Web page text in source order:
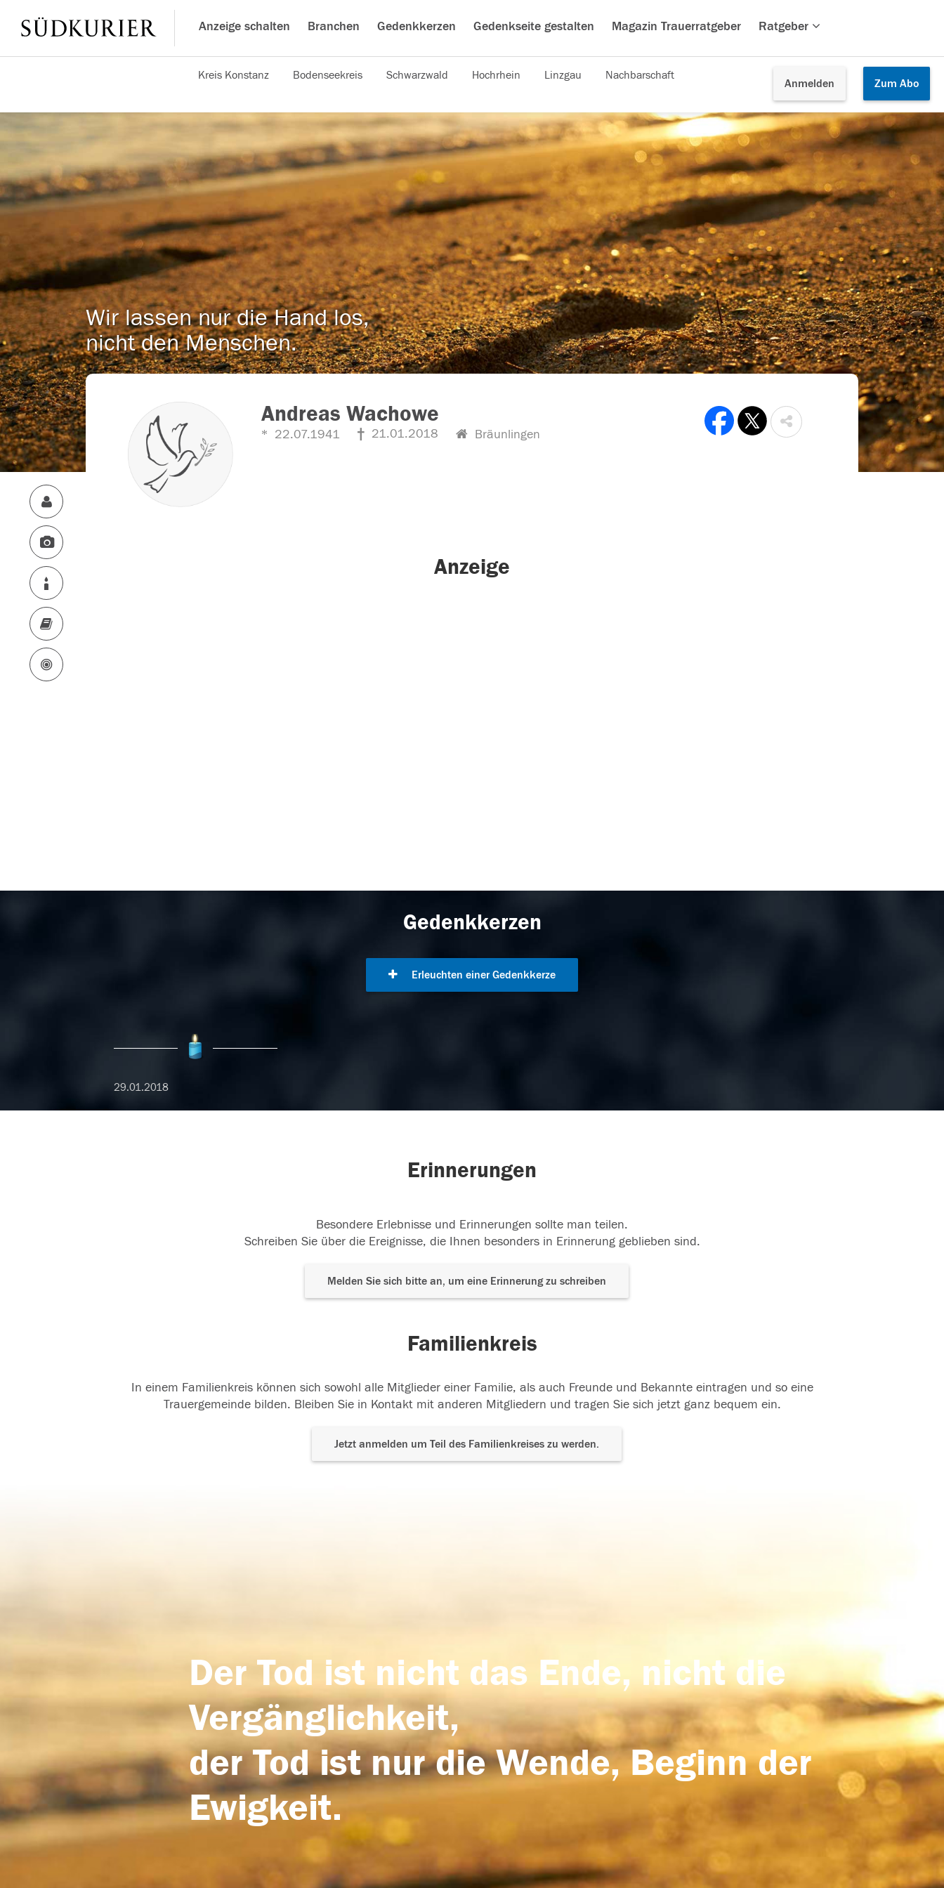
Anzeige schalten Branchen Gedenkkerzen Gedenkseite gestalten Magazin Trauerratgeber Ratgeber
Anmelden Zum Abo
Kreis Konstanz Bodenseekreis Schwarzwald Hochrhein Linzgau Nachbarschaft
Wir lassen nur die Hand los,
nicht den Menschen.
Andreas Wachowe
22.07.1941 21.01.2018 Bräunlingen
Anzeige
Gedenkkerzen
Erleuchten einer Gedenkkerze
29.01.2018
Erinnerungen
Besondere Erlebnisse und Erinnerungen sollte man teilen.
Schreiben Sie über die Ereignisse, die Ihnen besonders in Erinnerung geblieben sind.
Melden Sie sich bitte an, um eine Erinnerung zu schreiben
Familienkreis
In einem Familienkreis können sich sowohl alle Mitglieder einer Familie, als auch Freunde und Bekannte eintragen und so eine
Trauergemeinde bilden. Bleiben Sie in Kontakt mit anderen Mitgliedern und tragen Sie sich jetzt ganz bequem ein.
Jetzt anmelden um Teil des Familienkreises zu werden.
Der Tod ist nicht das Ende, nicht die
Vergänglichkeit,
der Tod ist nur die Wende, Beginn der
Ewigkeit.